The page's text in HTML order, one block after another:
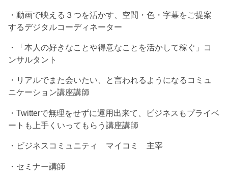
・動画で映える３つを活かす、空間・色・字幕をご提案
するデジタルコーディネーター
・「本人の好きなことや得意なことを活かして稼ぐ」コ
ンサルタント
・リアルでまた会いたい、と言われるようになるコミュ
ニケーション講座講師
・Twitterで無理をせずに運用出来て、ビジネスもプライベ
ートも上手くいってもらう講座講師
・ビジネスコミュニティ マイコミ 主宰
・セミナー講師